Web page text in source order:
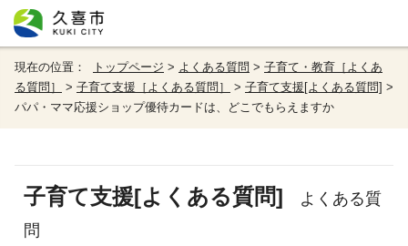
現在の位置： トップページ > よくある質問 > 子育て・教育［よくあ
る質問］
> 子育て支援［よくある質問］ > 子育て支援[よくある質問] >
パパ・ママ応援ショップ優待カードは、どこでもらえますか
子育て支援[よくある質問] よくある質
問